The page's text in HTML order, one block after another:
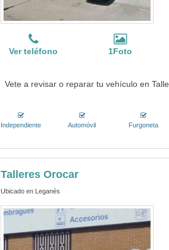
Ver teléfono 1Foto
Vete a revisar o reparar tu vehículo en
Independiente Automóvil Furgoneta
Talleres Orocar
Ubicado en Leganés